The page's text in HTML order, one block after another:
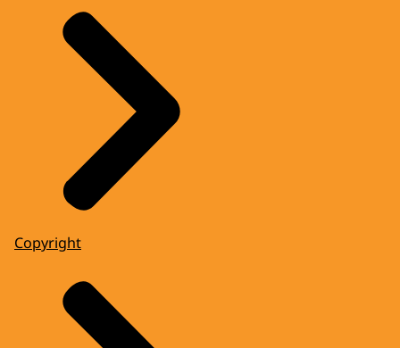
Copyright